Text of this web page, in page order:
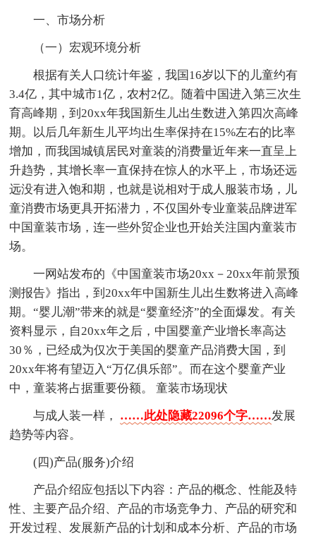
一、市场分析
（一）宏观环境分析
根据有关人口统计年鉴，我国16岁以下的儿童约有
3.4亿，其中城市1亿，农村2亿。随着中国进入第三次生
育高峰期，到20xx年我国新生儿出生数进入第四次高峰
期。以后几年新生儿平均出生率保持在15%左右的比率
增加，而我国城镇居民对童装的消费量近年来一直呈上
升趋势，其增长率一直保持在惊人的水平上，市场还远
远没有进入饱和期，也就是说相对于成人服装市场，儿
童消费市场更具开拓潜力，不仅国外专业童装品牌进军
中国童装市场，连一些外贸企业也开始关注国内童装市
场。
一网站发布的《中国童装市场20xx－20xx年前景预
测报告》指出，到20xx年中国新生儿出生数将进入高峰
期。“婴儿潮”带来的就是“婴童经济”的全面爆发。有关
资料显示，自20xx年之后，中国婴童产业增长率高达
30％，已经成为仅次于美国的婴童产品消费大国，到
20xx年将有望迈入“万亿俱乐部”。而在这个婴童产业
中，童装将占据重要份额。 童装市场现状
与成人装一样， ……此处隐藏22096个字……发展
趋势等内容。
(四)产品(服务)介绍
产品介绍应包括以下内容：产品的概念、性能及特
性、主要产品介绍、产品的市场竞争力、产品的研究和
开发过程、发展新产品的计划和成本分析、产品的市场